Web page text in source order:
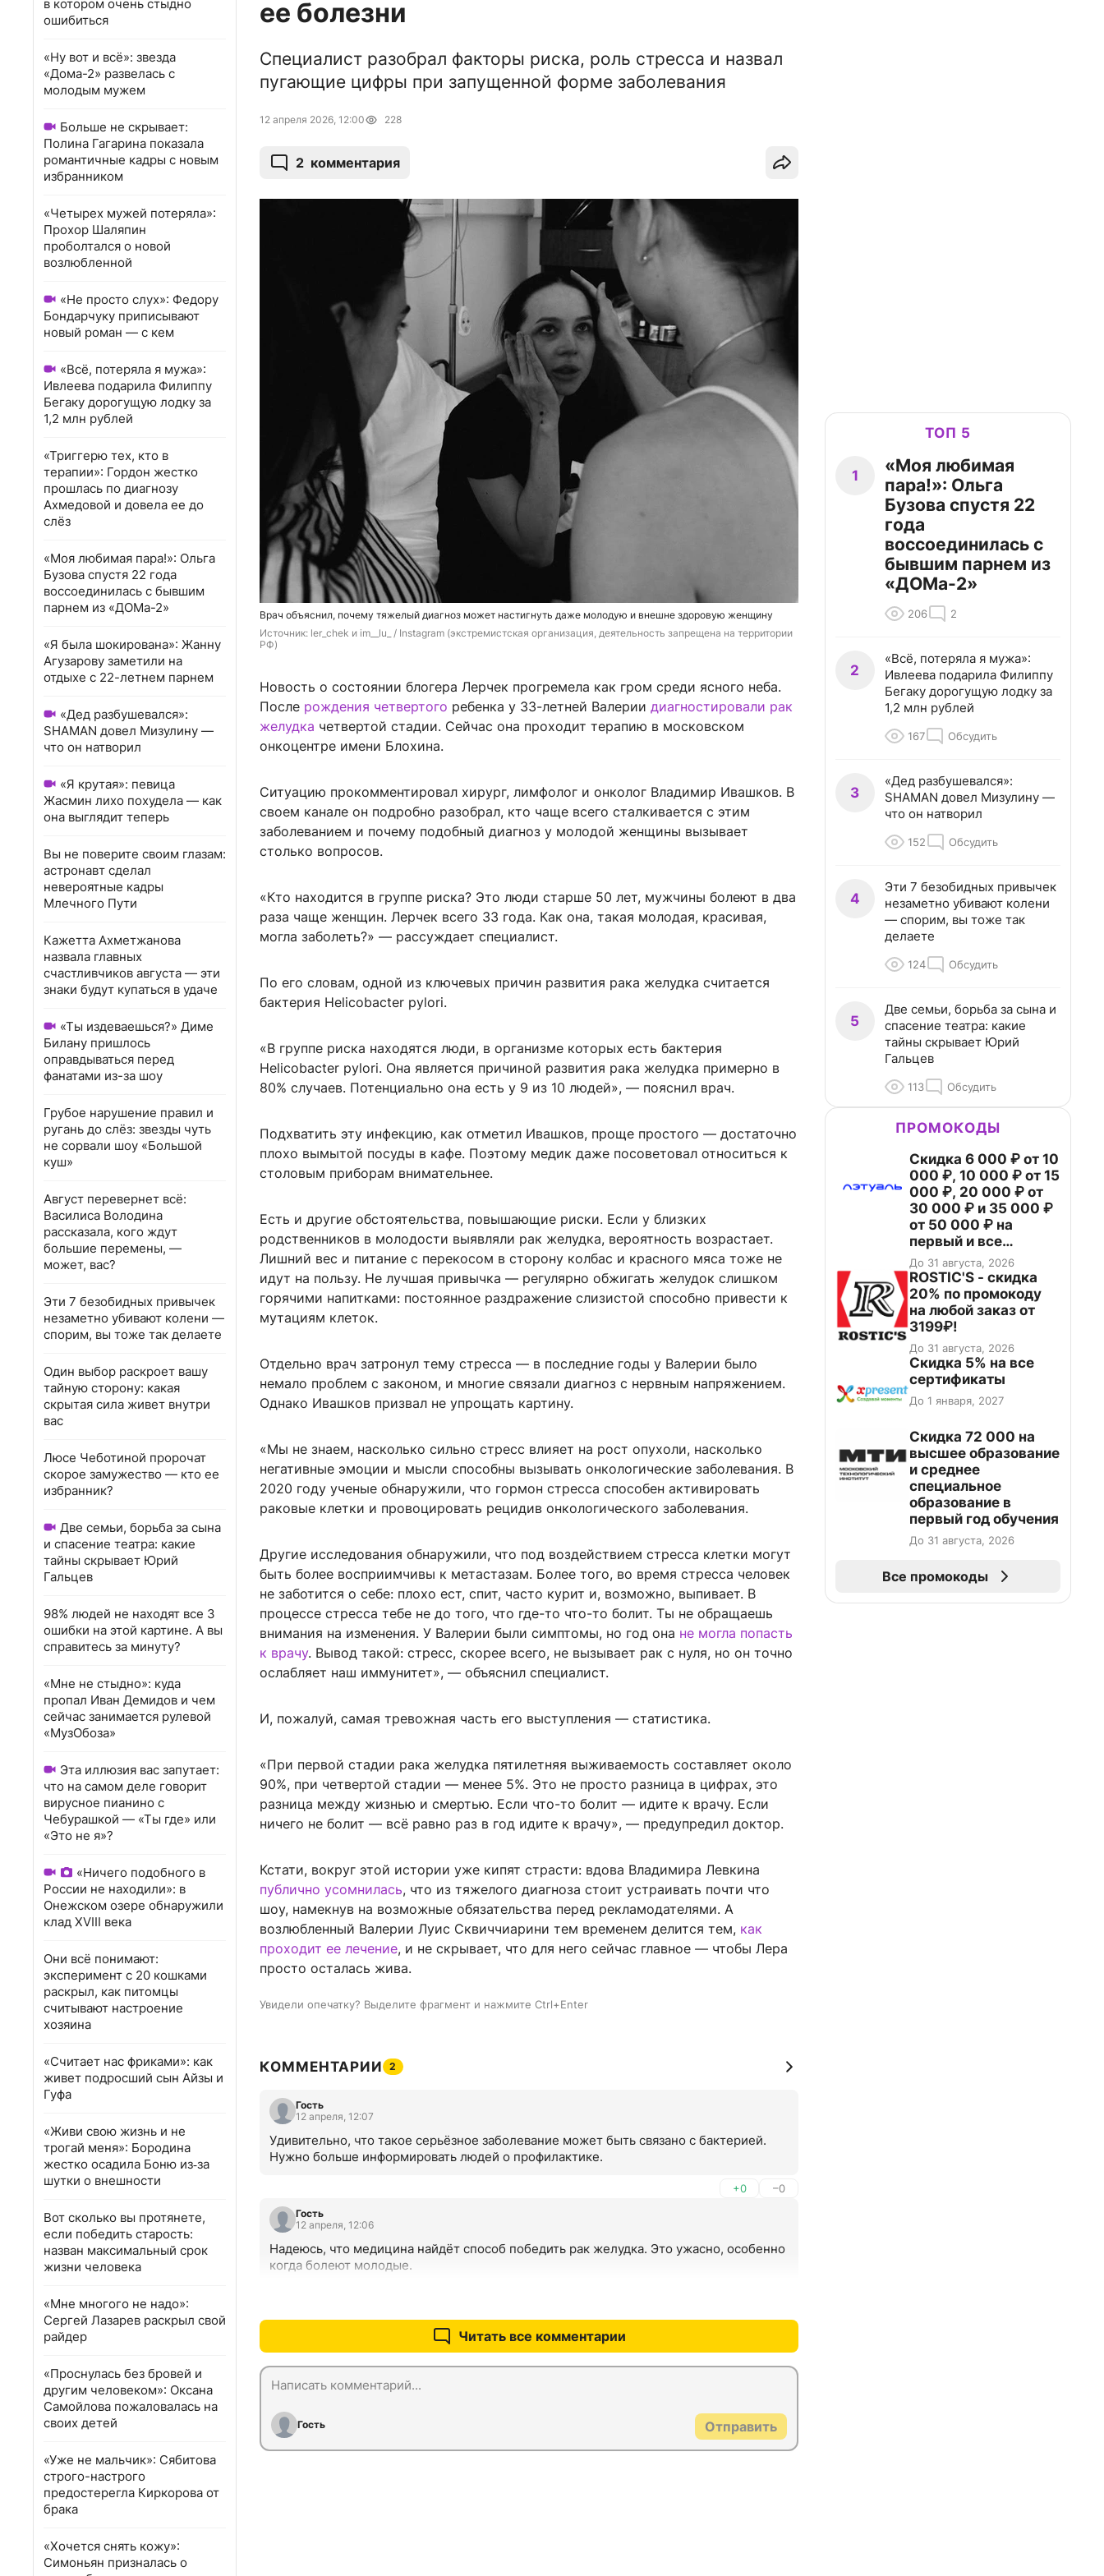
в котором очень стыдно
ошибиться
«Ну вот и всё»: звезда
«Дома-2» развелась с
молодым мужем
Больше не скрывает:
Полина Гагарина показала
романтичные кадры с новым
избранником
«Четырех мужей потеряла»:
Прохор Шаляпин
проболтался о новой
возлюбленной
«Не просто слух»: Федору
Бондарчуку приписывают
новый роман — с кем
«Всё, потеряла я мужа»:
Ивлеева подарила Филиппу
Бегаку дорогущую лодку за
1,2 млн рублей
«Триггерю тех, кто в
терапии»: Гордон жестко
прошлась по диагнозу
Ахмедовой и довела ее до
слёз
«Моя любимая пара!»: Ольга
Бузова спустя 22 года
воссоединилась с бывшим
парнем из «ДОМа-2»
«Я была шокирована»: Жанну
Агузарову заметили на
отдыхе с 22-летнем парнем
«Дед разбушевался»:
SHAMAN довел Мизулину —
что он натворил
«Я крутая»: певица
Жасмин лихо похудела — как
она выглядит теперь
Вы не поверите своим глазам:
астронавт сделал
невероятные кадры
Млечного Пути
Кажетта Ахметжанова
назвала главных
счастливчиков августа — эти
знаки будут купаться в удаче
«Ты издеваешься?» Диме
Билану пришлось
оправдываться перед
фанатами из-за шоу
Грубое нарушение правил и
ругань до слёз: звезды чуть
не сорвали шоу «Большой
куш»
Август перевернет всё:
Василиса Володина
рассказала, кого ждут
большие перемены, —
может, вас?
Эти 7 безобидных привычек
незаметно убивают колени —
спорим, вы тоже так делаете
Один выбор раскроет вашу
тайную сторону: какая
скрытая сила живет внутри
вас
Люсе Чеботиной пророчат
скорое замужество — кто ее
избранник?
Две семьи, борьба за сына
и спасение театра: какие
тайны скрывает Юрий
Гальцев
98% людей не находят все 3
ошибки на этой картине. А вы
справитесь за минуту?
«Мне не стыдно»: куда
пропал Иван Демидов и чем
сейчас занимается рулевой
«МузОбоза»
Эта иллюзия вас запутает:
что на самом деле говорит
вирусное пианино с
Чебурашкой — «Ты где» или
«Это не я»?
«Ничего подобного в
России не находили»: в
Онежском озере обнаружили
клад XVIII века
Они всё понимают:
эксперимент с 20 кошками
раскрыл, как питомцы
считывают настроение
хозяина
«Считает нас фриками»: как
живет подросший сын Айзы и
Гуфа
«Живи свою жизнь и не
трогай меня»: Бородина
жестко осадила Боню из‑за
шутки о внешности
Вот сколько вы протянете,
если победить старость:
назван максимальный срок
жизни человека
«Мне многого не надо»:
Сергей Лазарев раскрыл свой
райдер
«Проснулась без бровей и
другим человеком»: Оксана
Самойлова пожаловалась на
своих детей
«Уже не мальчик»: Сябитова
строго-настрого
предостерегла Киркорова от
брака
«Хочется снять кожу»:
Симоньян призналась о
ее болезни
Специалист разобрал факторы риска, роль стресса и назвал
пугающие цифры при запущенной форме заболевания
12 апреля 2026, 12:00 228
2 комментария
Врач объяснил, почему тяжелый диагноз может настигнуть даже молодую и внешне здоровую женщину
Источник: ler_chek и im__lu_ / Instagram (экстремистская организация, деятельность запрещена на территории
РФ)
Новость о состоянии блогера Лерчек прогремела как гром среди ясного неба.
После рождения четвертого ребенка у 33-летней Валерии диагностировали рак
желудка четвертой стадии. Сейчас она проходит терапию в московском
онкоцентре имени Блохина.
Ситуацию прокомментировал хирург, лимфолог и онколог Владимир Ивашков. В
своем канале он подробно разобрал, кто чаще всего сталкивается с этим
заболеванием и почему подобный диагноз у молодой женщины вызывает
столько вопросов.
«Кто находится в группе риска? Это люди старше 50 лет, мужчины болеют в два
раза чаще женщин. Лерчек всего 33 года. Как она, такая молодая, красивая,
могла заболеть?» — рассуждает специалист.
По его словам, одной из ключевых причин развития рака желудка считается
бактерия Helicobacter pylori.
«В группе риска находятся люди, в организме которых есть бактерия
Helicobacter pylori. Она является причиной развития рака желудка примерно в
80% случаев. Потенциально она есть у 9 из 10 людей», — пояснил врач.
Подхватить эту инфекцию, как отметил Ивашков, проще простого — достаточно
плохо вымытой посуды в кафе. Поэтому медик даже посоветовал относиться к
столовым приборам внимательнее.
Есть и другие обстоятельства, повышающие риски. Если у близких
родственников в молодости выявляли рак желудка, вероятность возрастает.
Лишний вес и питание с перекосом в сторону колбас и красного мяса тоже не
идут на пользу. Не лучшая привычка — регулярно обжигать желудок слишком
горячими напитками: постоянное раздражение слизистой способно привести к
мутациям клеток.
Отдельно врач затронул тему стресса — в последние годы у Валерии было
немало проблем с законом, и многие связали диагноз с нервным напряжением.
Однако Ивашков призвал не упрощать картину.
«Мы не знаем, насколько сильно стресс влияет на рост опухоли, насколько
негативные эмоции и мысли способны вызывать онкологические заболевания. В
2020 году ученые обнаружили, что гормон стресса способен активировать
раковые клетки и провоцировать рецидив онкологического заболевания.
Другие исследования обнаружили, что под воздействием стресса клетки могут
быть более восприимчивы к метастазам. Более того, во время стресса человек
не заботится о себе: плохо ест, спит, часто курит и, возможно, выпивает. В
процессе стресса тебе не до того, что где-то что-то болит. Ты не обращаешь
внимания на изменения. У Валерии были симптомы, но год она не могла попасть
к врачу. Вывод такой: стресс, скорее всего, не вызывает рак с нуля, но он точно
ослабляет наш иммунитет», — объяснил специалист.
И, пожалуй, самая тревожная часть его выступления — статистика.
«При первой стадии рака желудка пятилетняя выживаемость составляет около
90%, при четвертой стадии — менее 5%. Это не просто разница в цифрах, это
разница между жизнью и смертью. Если что-то болит — идите к врачу. Если
ничего не болит — всё равно раз в год идите к врачу», — предупредил доктор.
Кстати, вокруг этой истории уже кипят страсти: вдова Владимира Левкина
публично усомнилась, что из тяжелого диагноза стоит устраивать почти что
шоу, намекнув на возможные обязательства перед рекламодателями. А
возлюбленный Валерии Луис Сквиччиарини тем временем делится тем, как
проходит ее лечение, и не скрывает, что для него сейчас главное — чтобы Лера
просто осталась жива.
Увидели опечатку? Выделите фрагмент и нажмите Ctrl+Enter
КОММЕНТАРИИ 2
Гость
12 апреля, 12:07
Удивительно, что такое серьёзное заболевание может быть связано с бактерией.
Нужно больше информировать людей о профилактике.
+0 –0
Гость
12 апреля, 12:06
Надеюсь, что медицина найдёт способ победить рак желудка. Это ужасно, особенно
когда болеют молодые.
Читать все комментарии
Гость Отправить
ТОП 5
1
«Моя любимая
пара!»: Ольга
Бузова спустя 22
года
воссоединилась с
бывшим парнем из
«ДОМа-2»
206 2
2
«Всё, потеряла я мужа»:
Ивлеева подарила Филиппу
Бегаку дорогущую лодку за
1,2 млн рублей
167 Обсудить
3
«Дед разбушевался»:
SHAMAN довел Мизулину —
что он натворил
152 Обсудить
4
Эти 7 безобидных привычек
незаметно убивают колени
— спорим, вы тоже так
делаете
124 Обсудить
5
Две семьи, борьба за сына и
спасение театра: какие
тайны скрывает Юрий
Гальцев
113 Обсудить
ПРОМОКОДЫ
Скидка 6 000 ₽ от 10
000 ₽, 10 000 ₽ от 15
000 ₽, 20 000 ₽ от
30 000 ₽ и 35 000 ₽
от 50 000 ₽ на
первый и все
повторные заказы по
промокоду НАБЕРИ
До 31 августа, 2026
ROSTIC'S - скидка
20% по промокоду
на любой заказ от
3199₽!
До 31 августа, 2026
Скидка 5% на все
сертификаты
До 1 января, 2027
Скидка 72 000 на
высшее образование
и среднее
специальное
образование в
первый год обучения
До 31 августа, 2026
Все промокоды